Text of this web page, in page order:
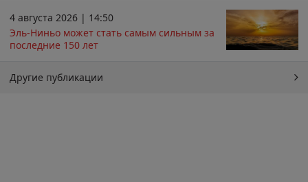
4 августа 2026 | 14:50
Эль-Ниньо может стать самым сильным за
последние 150 лет
Другие публикации